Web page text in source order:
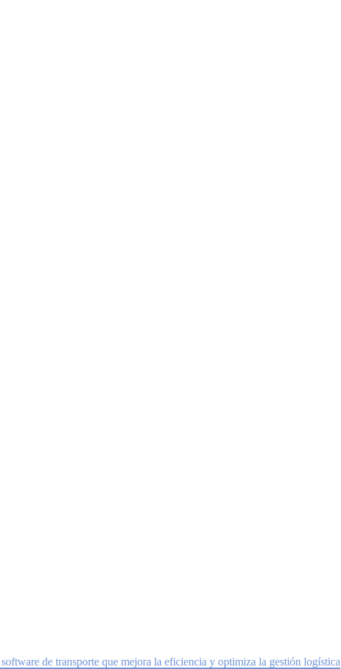
de transporte que mejora la eficiencia y optimiza la gestión logística